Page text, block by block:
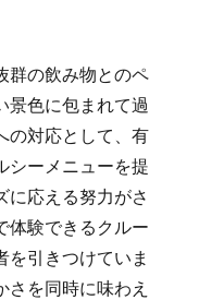
群の飲み物とのペ
景色に包まれて過
の対応として、有
シーメニューを提
に応える努力がさ
体験できるクルー
を引きつけていま
を同時に味わえ